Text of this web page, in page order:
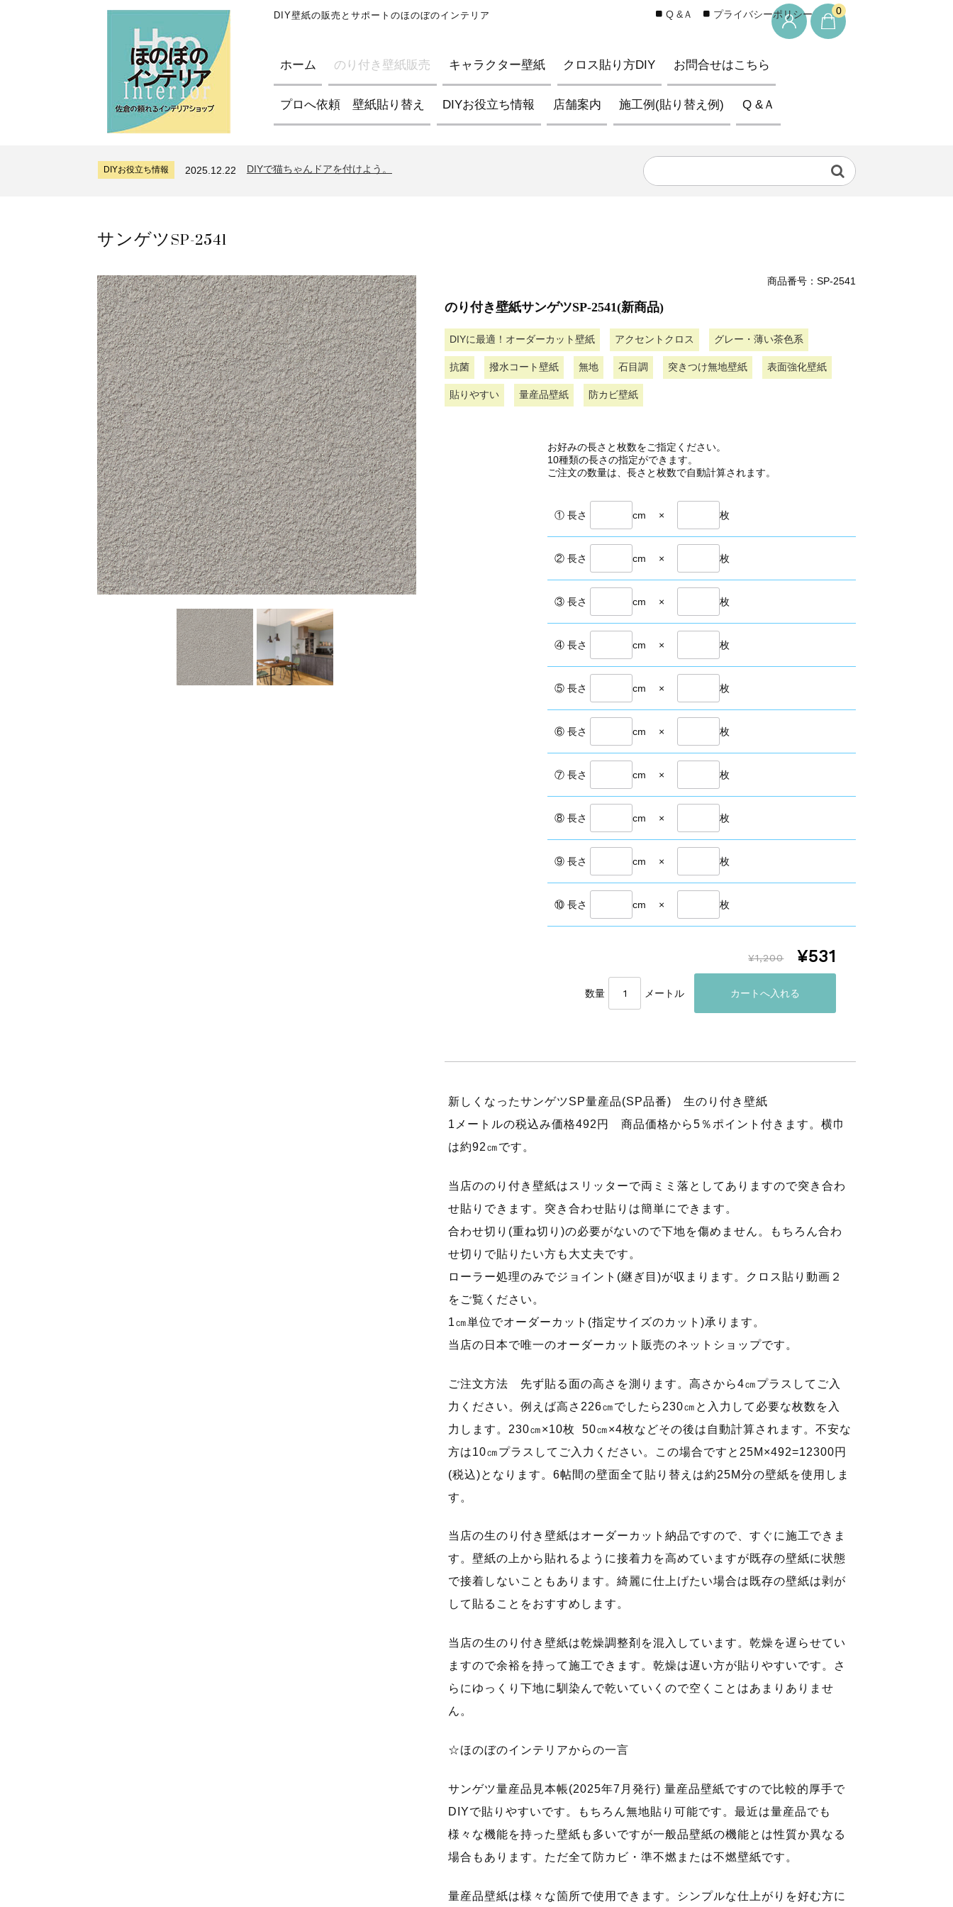
DIY壁紙の販売とサポートのほのぼのインテリア 0
ホーム のり付き壁紙販売 キャラクター壁紙 クロス貼り方DIY お問合せはこちら
プロへ依頼 壁紙貼り替え DIYお役立ち情報 店舗案内 施工例(貼り替え例) Q &Ａ
Q &Ａ プライバシーポリシー
DIYお役立ち情報 2024.7.11
DIYお役立ち情報 2025.12.22 DIYで猫ちゃんドアを付けよう。
DIYお役立ち情報 2024.7.11
サンゲツSP-2541
商品番号：SP-2541
のり付き壁紙サンゲツSP-2541(新商品)
DIYに最適！オーダーカット壁紙 アクセントクロス グレー・薄い茶色系
抗菌 撥水コート壁紙 無地 石目調 突きつけ無地壁紙 表面強化壁紙
貼りやすい 量産品壁紙 防カビ壁紙
お好みの長さと枚数をご指定ください。
10種類の長さの指定ができます。
ご注文の数量は、長さと枚数で自動計算されます。
① 長さ cm × 枚
② 長さ cm × 枚
③ 長さ cm × 枚
④ 長さ cm × 枚
⑤ 長さ cm × 枚
⑥ 長さ cm × 枚
⑦ 長さ cm × 枚
⑧ 長さ cm × 枚
⑨ 長さ cm × 枚
⑩ 長さ cm × 枚
¥1,200 ¥531
数量 メートル
新しくなったサンゲツSP量産品(SP品番) 生のり付き壁紙
1メートルの税込み価格492円 商品価格から5％ポイント付きます。横巾
は約92㎝です。
当店ののり付き壁紙はスリッターで両ミミ落としてありますので突き合わ
せ貼りできます。突き合わせ貼りは簡単にできます。
合わせ切り(重ね切り)の必要がないので下地を傷めません。もちろん合わ
せ切りで貼りたい方も大丈夫です。
ローラー処理のみでジョイント(継ぎ目)が収まります。クロス貼り動画２
をご覧ください。
1㎝単位でオーダーカット(指定サイズのカット)承ります。
当店の日本で唯一のオーダーカット販売のネットショップです。
ご注文方法 先ず貼る面の高さを測ります。高さから4㎝プラスしてご入
力ください。例えば高さ226㎝でしたら230㎝と入力して必要な枚数を入
力します。230㎝×10枚 50㎝×4枚などその後は自動計算されます。不安な
方は10㎝プラスしてご入力ください。この場合ですと25M×492=12300円
(税込)となります。6帖間の壁面全て貼り替えは約25M分の壁紙を使用しま
す。
当店の生のり付き壁紙はオーダーカット納品ですので、すぐに施工できま
す。壁紙の上から貼れるように接着力を高めていますが既存の壁紙に状態
で接着しないこともあります。綺麗に仕上げたい場合は既存の壁紙は剥が
して貼ることをおすすめします。
当店の生のり付き壁紙は乾燥調整剤を混入しています。乾燥を遅らせてい
ますので余裕を持って施工できます。乾燥は遅い方が貼りやすいです。さ
らにゆっくり下地に馴染んで乾いていくので空くことはあまりありませ
ん。
☆ほのぼのインテリアからの一言
サンゲツ量産品見本帳(2025年7月発行) 量産品壁紙ですので比較的厚手で
DIYで貼りやすいです。もちろん無地貼り可能です。最近は量産品でも
様々な機能を持った壁紙も多いですが一般品壁紙の機能とは性質か異なる
場合もあります。ただ全て防カビ・準不燃または不燃壁紙です。
量産品壁紙は様々な箇所で使用できます。シンプルな仕上がりを好む方に